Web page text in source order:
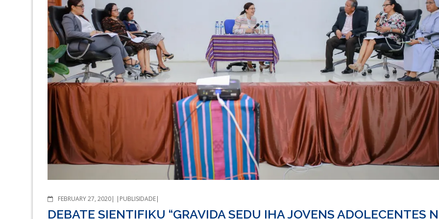
FEBRUARY 27, 2020 COMMENTS
PUBLISIDADE
DEBATE SIENTIFIKU “GRAVIDA SEDU IHA JOVENS ADOLECENTES